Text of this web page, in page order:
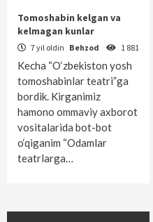
Tomoshabin kelgan va
kelmagan kunlar
7 yil oldin Behzod 1 881
Kecha “O‘zbekiston yosh
tomoshabinlar teatri”ga
bordik. Kirganimiz
hamono ommaviy axborot
vositalarida bot-bot
o‘qiganim “Odamlar
teatrlarga…